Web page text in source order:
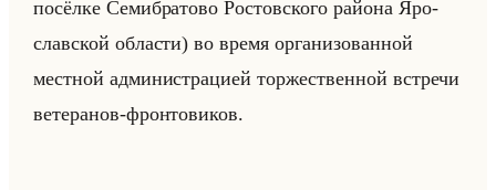
по­сёл­ке Се­миб­ра­то­во Ро­стов­ско­го райо­на Яро­
слав­ской об­ла­сти) во время ор­га­ни­зо­ван­ной
мест­ной ад­ми­ни­стра­ци­ей тор­же­ствен­ной встре­чи
ве­те­ра­нов-фрон­то­ви­ков.